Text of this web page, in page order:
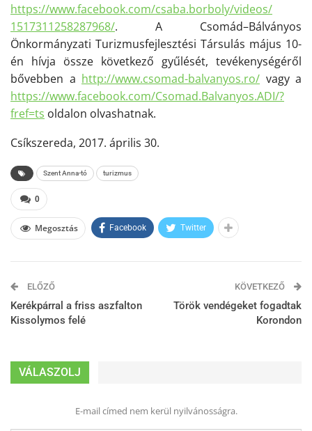
https://www.facebook.com/csaba.borboly/videos/
1517311258287968/. A Csomád–Bálványos
Önkormányzati Turizmusfejlesztési Társulás május 10-
én hívja össze következő gyűlését, tevékenységéről
bővebben a http://www.csomad-balvanyos.ro/ vagy a
https://www.facebook.com/Csomad.Balvanyos.ADI/?
fref=ts oldalon olvashatnak.
Csíkszereda, 2017. április 30.
Szent Anna-tó turizmus
0
Megosztás Facebook Twitter
ELŐZŐ
Kerékpárral a friss aszfalton
Kissolymos felé
KÖVETKEZŐ
Török vendégeket fogadtak
Korondon
VÁLASZOLJ
E-mail címed nem kerül nyilvánosságra.